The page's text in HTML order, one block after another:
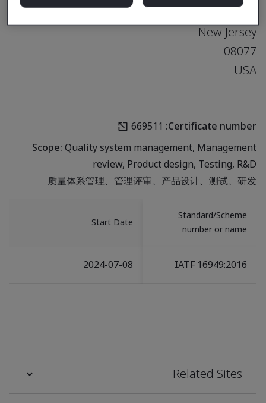
Cinnaminson
New Jersey
08077
USA
Certificate number:
669511
Scope:Quality system management, Management
review, Product design, Testing, R&D
质量体系管理、管理评审、产品设计、测试、研发
Standard/Scheme
number or name
Start Date
IATF 16949:2016
2024-07-08
Related Sites